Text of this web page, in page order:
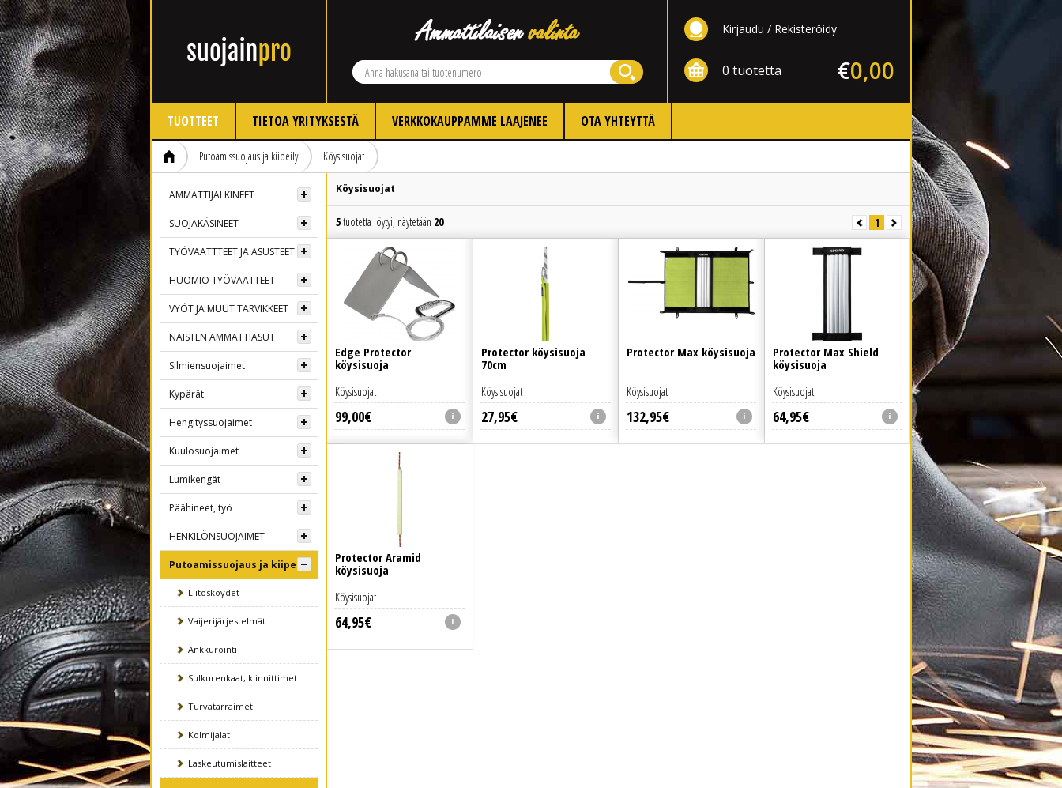
Kirjaudu Rekisteröidy
0 tuotetta 0,00
€
TUOTTEET TIETOA YRITYKSESTÄ VERKKOKAUPPAMME LAAJENEE OTA YHTEYTTÄ
Putoamissuojaus ja kiipeily Köysisuojat
AMMATTIJALKINEET
SUOJAKÄSINEET
TYÖVAATTTEET JA ASUSTEET
HUOMIO TYÖVAATTEET
VYÖT JA MUUT TARVIKKEET
NAISTEN AMMATTIASUT
Silmiensuojaimet
Kypärät
Hengityssuojaimet
Kuulosuojaimet
Lumikengät
Päähineet, työ
HENKILÖNSUOJAIMET
Putoamissuojaus ja kiipeily
Liitosköydet
Vaijerijärjestelmät
Ankkurointi
Sulkurenkaat, kiinnittimet
Turvatarraimet
Kolmijalat
Laskeutumislaitteet
Köysisuojat
5tuotetta löytyi, näytetään 20Edellinen 1
Edge Protector
köysisuoja
99,00€
Köysisuojat
Protector köysisuoja
70cm
27,95€
Köysisuojat
Protector Max köysisuoja
132,95€
Köysisuojat
Protector Max Shield
köysisuoja
64,95€
Köysisuojat
Lue lisää
Protector Aramid
köysisuoja
64,95€
Köysisuojat